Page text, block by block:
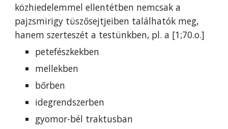
közhiedelemmel ellentétben nemcsak a
pajzsmirigy tüszősejtjeiben találhatók meg,
hanem szerteszét a testünkben, pl. a [1;70.o.]
petefészkekben
mellekben
bőrben
idegrendszerben
gyomor-bél traktusban